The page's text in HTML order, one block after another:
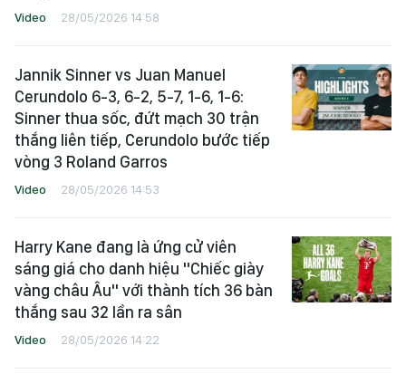
Video 28/05/2026 14:58
Jannik Sinner vs Juan Manuel
Cerundolo 6-3, 6-2, 5-7, 1-6, 1-6:
Sinner thua sốc, đứt mạch 30 trận
thắng liên tiếp, Cerundolo bước tiếp
vòng 3 Roland Garros
Video 28/05/2026 14:53
Harry Kane đang là ứng cử viên
sáng giá cho danh hiệu "Chiếc giày
vàng châu Âu" với thành tích 36 bàn
thắng sau 32 lần ra sân
Video 28/05/2026 14:22